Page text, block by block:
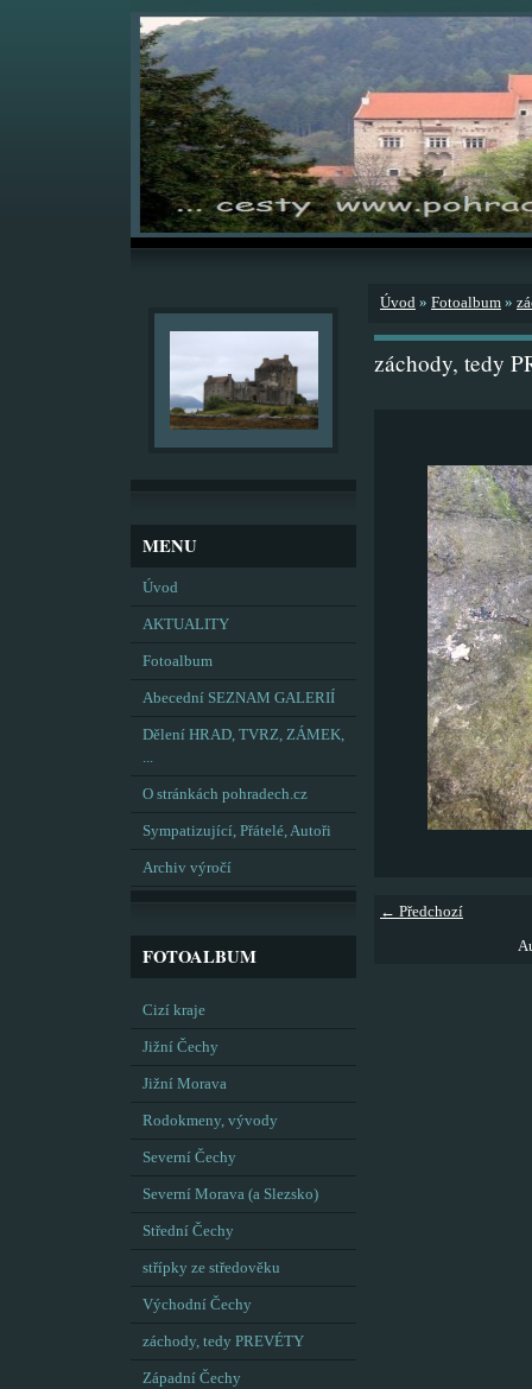
MENU
Úvod
AKTUALITY
Fotoalbum
Abecední SEZNAM GALERIÍ
Dělení HRAD, TVRZ, ZÁMEK,
...
O stránkách pohradech.cz
Sympatizující, Přátelé, Autoři
Archiv výročí
FOTOALBUM
Cizí kraje
Jižní Čechy
Jižní Morava
Rodokmeny, vývody
Severní Čechy
Severní Morava (a Slezsko)
Střední Čechy
střípky ze středověku
Východní Čechy
záchody, tedy PREVÉTY
Západní Čechy
Úvod » Fotoalbum »
záchody, tedy
← Předchozí